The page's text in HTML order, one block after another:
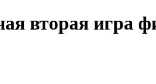
вторая игра